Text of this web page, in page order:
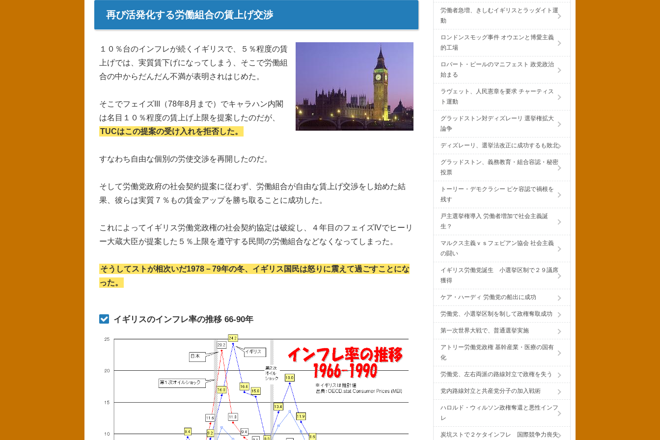
再び活発化する労働組合の賃上げ交渉
１０％台のインフレが続くイギリスで、５％程度の賃
上げでは、実質賃下げになってしまう、そこで労働組
合の中からだんだん不満が表明されはじめた。
そこでフェイズIII（78年8月まで）でキャラハン内閣
は名目１０％程度の賃上げ上限を提案したのだが、
TUCはこの提案の受け入れを拒否した。
すなわち自由な個別の労使交渉を再開したのだ。
そして労働党政府の社会契約提案に従わず、労働組合が自由な賃上げ交渉をし始めた結
果、彼らは実質７％もの賃金アップを勝ち取ることに成功した。
これによってイギリス労働党政権の社会契約協定は破綻し、４年目のフェイズIVでヒーリ
ー大蔵大臣が提案した５％上限を遵守する民間の労働組合などなくなってしまった。
そうしてストが相次いだ1978－79年の冬、イギリス国民は怒りに震えて過ごすことにな
った。
イギリスのインフレ率の推移 66-90年
労働者急増、きしむイギリスとラッダイト運
動
ロンドンスモッグ事件 オウエンと博愛主義
的工場
ロバート・ピールのマニフェスト 政党政治
始まる
ラヴェット、人民憲章を要求 チャーティス
ト運動
グラッドストン対ディズレーリ 選挙権拡大
論争
ディズレーリ、選挙法改正に成功するも敗北
グラッドストン、義務教育・組合容認・秘密
投票
トーリー・デモクラシー ピケ容認で禍根を
残す
戸主選挙権導入 労働者増加で社会主義誕
生？
マルクス主義ｖｓフェビアン協会 社会主義
の闘い
イギリス労働党誕生 小選挙区制で２９議席
獲得
ケア・ハーディ 労働党の船出に成功
労働党、小選挙区制を制して政権奪取成功
第一次世界大戦で、普通選挙実施
アトリー労働党政権 基幹産業・医療の国有
化
労働党、左右両派の路線対立で政権を失う
党内路線対立と共産党分子の加入戦術
ハロルド・ウィルソン政権奪還と悪性インフ
レ
炭坑ストで２ケタインフレ 国際競争力喪失